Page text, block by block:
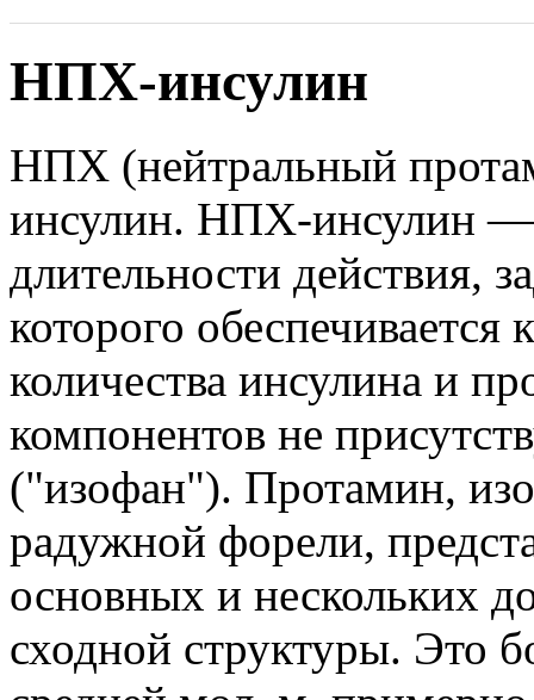
НПХ-инсулин
НПХ (нейтральный
инсулин. НПХ-инсулин —
длительности действия,
которого
количества инсулина и
компонентов не
("изофан"). Протамин,
радужной форели,
основных и нескольких
сходной структуры. Это